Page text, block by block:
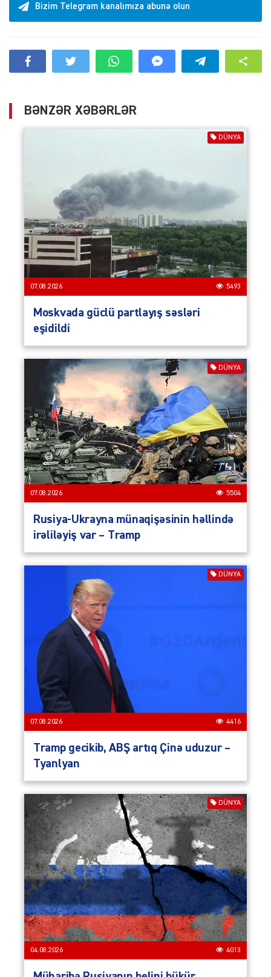
Bizim Telegram kanalımıza abunə olun
BƏNZƏR XƏBƏRLƏR
DÜNYA
07.08.2026 5493
Moskvada güclü partlayış səsləri
eşidildi
DÜNYA
07.08.2026 5504
Rusiya-Ukrayna münaqişəsinin həllində
irəliləyiş var – Tramp
DÜNYA
07.08.2026 4416
Tramp gecikib, ABŞ artıq Çinə uduzur –
Tyanlyan
DÜNYA
04.08.2026 4013